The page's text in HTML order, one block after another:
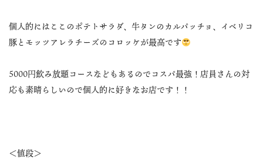
個人的にはここのポテトサラダ、牛タンのカルパッチョ、イベリコ
豚とモッツアレラチーズのコロッケが最高です
5000円飲み放題コースなどもあるのでコスパ最強！店員さんの対
応も素晴らしいので個人的に好きなお店です！！
＜値段＞